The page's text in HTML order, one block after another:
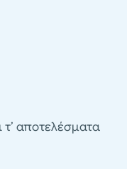
τ’ αποτελέσματα